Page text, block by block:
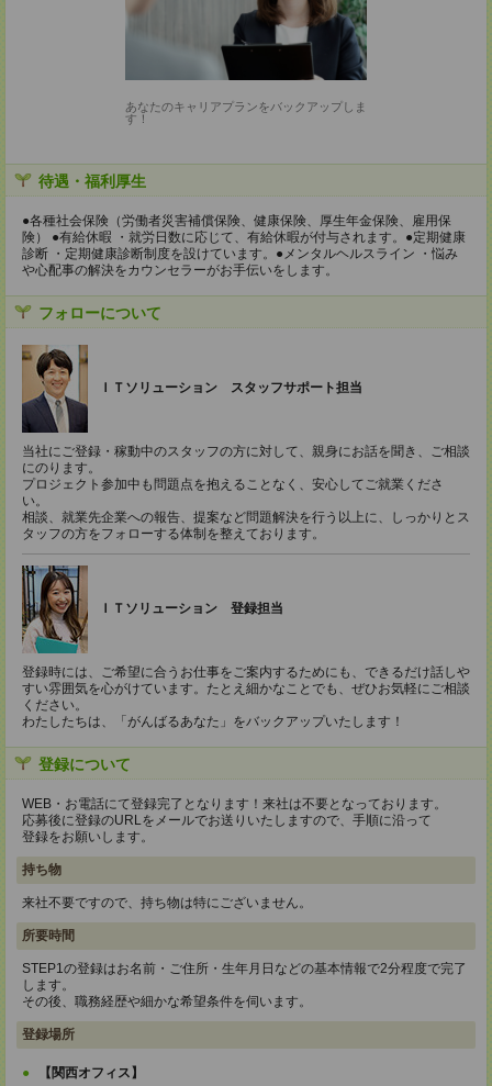
あなたのキャリアプランをバックアップしま
す！
待遇・福利厚生
●各種社会保険（労働者災害補償保険、健康保険、厚生年金保険、雇用保
険） ●有給休暇 ・就労日数に応じて、有給休暇が付与されます。●定期健康
診断 ・定期健康診断制度を設けています。●メンタルヘルスライン ・悩み
や心配事の解決をカウンセラーがお手伝いをします。
フォローについて
ＩＴソリューション スタッフサポート担当
当社にご登録・稼動中のスタッフの方に対して、親身にお話を聞き、ご相談
にのります。
プロジェクト参加中も問題点を抱えることなく、安心してご就業くださ
い。
相談、就業先企業への報告、提案など問題解決を行う以上に、しっかりとス
タッフの方をフォローする体制を整えております。
ＩＴソリューション 登録担当
登録時には、ご希望に合うお仕事をご案内するためにも、できるだけ話しや
すい雰囲気を心がけています。たとえ細かなことでも、ぜひお気軽にご相談
ください。
わたしたちは、「がんばるあなた」をバックアップいたします！
登録について
WEB・お電話にて登録完了となります！来社は不要となっております。
応募後に登録のURLをメールでお送りいたしますので、手順に沿って
登録をお願いします。
持ち物
来社不要ですので、持ち物は特にございません。
所要時間
STEP1の登録はお名前・ご住所・生年月日などの基本情報で2分程度で完了
します。
その後、職務経歴や細かな希望条件を伺います。
登録場所
【関西オフィス】